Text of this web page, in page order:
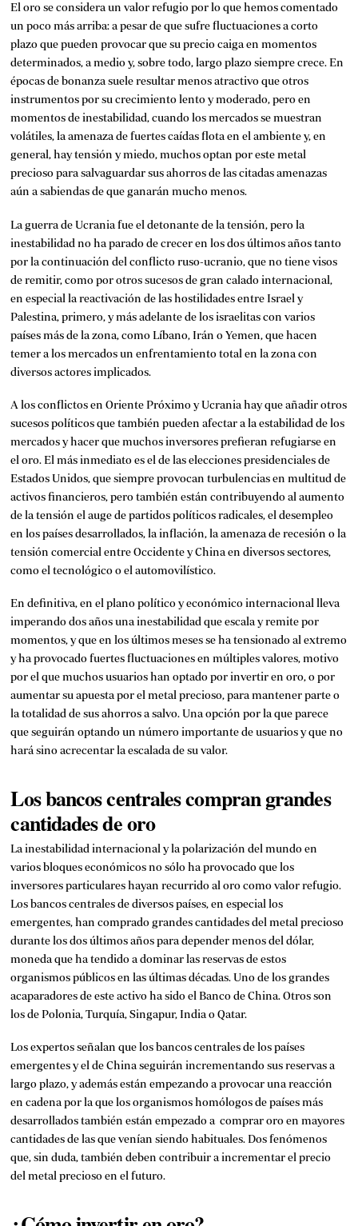
El oro se considera un valor refugio por lo que hemos comentado
un poco más arriba: a pesar de que sufre fluctuaciones a corto
plazo que pueden provocar que su precio caiga en momentos
determinados, a medio y, sobre todo, largo plazo siempre crece. En
épocas de bonanza suele resultar menos atractivo que otros
instrumentos por su crecimiento lento y moderado, pero en
momentos de inestabilidad, cuando los mercados se muestran
volátiles, la amenaza de fuertes caídas flota en el ambiente y, en
general, hay tensión y miedo, muchos optan por este metal
precioso para salvaguardar sus ahorros de las citadas amenazas
aún a sabiendas de que ganarán mucho menos.
La guerra de Ucrania fue el detonante de la tensión, pero la
inestabilidad no ha parado de crecer en los dos últimos años tanto
por la continuación del conflicto ruso-ucranio, que no tiene visos
de remitir, como por otros sucesos de gran calado internacional,
en especial la reactivación de las hostilidades entre Israel y
Palestina, primero, y más adelante de los israelitas con varios
países más de la zona, como Líbano, Irán o Yemen, que hacen
temer a los mercados un enfrentamiento total en la zona con
diversos actores implicados.
A los conflictos en Oriente Próximo y Ucrania hay que añadir otros
sucesos políticos que también pueden afectar a la estabilidad de los
mercados y hacer que muchos inversores prefieran refugiarse en
el oro. El más inmediato es el de las elecciones presidenciales de
Estados Unidos, que siempre provocan turbulencias en multitud de
activos financieros, pero también están contribuyendo al aumento
de la tensión el auge de partidos políticos radicales, el desempleo
en los países desarrollados, la inflación, la amenaza de recesión o la
tensión comercial entre Occidente y China en diversos sectores,
como el tecnológico o el automovilístico.
En definitiva, en el plano político y económico internacional lleva
imperando dos años una inestabilidad que escala y remite por
momentos, y que en los últimos meses se ha tensionado al extremo
y ha provocado fuertes fluctuaciones en múltiples valores, motivo
por el que muchos usuarios han optado por invertir en oro, o por
aumentar su apuesta por el metal precioso, para mantener parte o
la totalidad de sus ahorros a salvo. Una opción por la que parece
que seguirán optando un número importante de usuarios y que no
hará sino acrecentar la escalada de su valor.
Los bancos centrales compran grandes
cantidades de oro
La inestabilidad internacional y la polarización del mundo en
varios bloques económicos no sólo ha provocado que los
inversores particulares hayan recurrido al oro como valor refugio.
Los bancos centrales de diversos países, en especial los
emergentes, han comprado grandes cantidades del metal precioso
durante los dos últimos años para depender menos del dólar,
moneda que ha tendido a dominar las reservas de estos
organismos públicos en las últimas décadas. Uno de los grandes
acaparadores de este activo ha sido el Banco de China. Otros son
los de Polonia, Turquía, Singapur, India o Qatar.
Los expertos señalan que los bancos centrales de los países
emergentes y el de China seguirán incrementando sus reservas a
largo plazo, y además están empezando a provocar una reacción
en cadena por la que los organismos homólogos de países más
desarrollados también están empezado a comprar oro en mayores
cantidades de las que venían siendo habituales. Dos fenómenos
que, sin duda, también deben contribuir a incrementar el precio
del metal precioso en el futuro.